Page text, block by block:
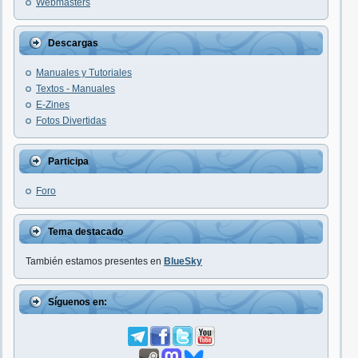
Webmasters
Descargas
Manuales y Tutoriales
Textos - Manuales
E-Zines
Fotos Divertidas
Participa
Foro
Tema destacado
También estamos presentes en BlueSky
Síguenos en: